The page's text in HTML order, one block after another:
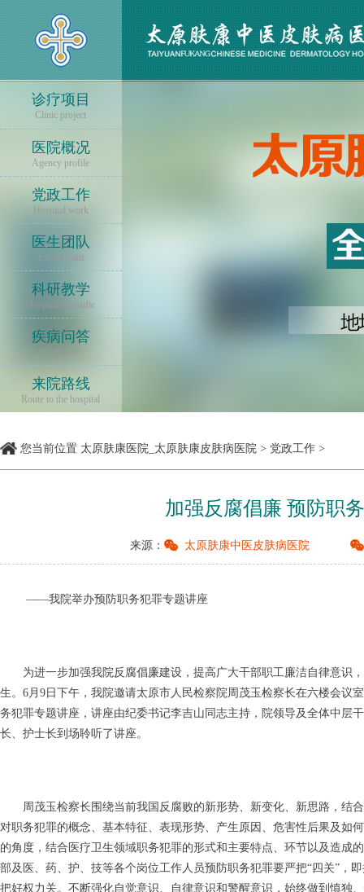
诊疗项目
Clinic project
医院概况
Agency profile
党政工作
Hospital work
医生团队
Expert team
科研教学
Hospital scientific
疾病问答
Q illness
来院路线
Route to the hospital
您当前位置 太原肤康医院_太原肤康皮肤病医院 > 党政工作 >
加强反腐倡廉 预防职
来源： 太原肤康中医皮肤病医院
——我院举办预防职务犯罪专题讲座
为进一步加强我院反腐倡廉建设，提高广大干部职工廉洁自律意识
生。6月9日下午，我院邀请太原市人民检察院周茂玉检察长在六楼会议
务犯罪专题讲座，讲座由纪委书记李吉山同志主持，院领导及全体中层
长、护士长到场聆听了讲座。
周茂玉检察长围绕当前我国反腐败的新形势、新变化、新思路，结
对职务犯罪的概念、基本特征、表现形势、产生原因、危害性后果及如
的角度，结合医疗卫生领域职务犯罪的形式和主要特点、环节以及造成
部及医、药、护、技等各个岗位工作人员预防职务犯罪要严把“四关”，
把好权力关。不断强化自觉意识、自律意识和警醒意识，始终做到慎独